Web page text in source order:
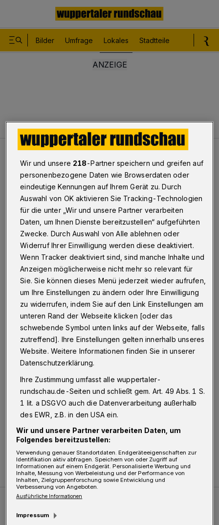
Bilder Umfrage Lokales Stadtteile
Schwimmsportleistungszentrum
Öffnungszeiten weichen ab
Wuppertal·
Am kommenden Wochenende (21. und
22. Januar 2017) bleibt das
Schwimmsportleistungszentrum wegen des Bayer-
Cups für den Badebetrieb geschlossen.
16.01.2017 , 08:36 Uhr
An dem darauffolgenden Wochenende, 28. und
29. Januar, ist das
Schwimmsportleistungszentrum hingegen
wegen des 24-Stunden-Schwimmens von 13
Uhr bis 13 Uhr für seine Besucher geöffnet.
Meistgelesen
Wir und unsere 218-Partner speichern und greifen auf
personenbezogene Daten wie Browserdaten oder
eindeutige Kennungen auf Ihrem Gerät zu. Durch
Auswahl von OK aktivieren Sie Tracking-Technologien
für die unter „Wir und unsere Partner verarbeiten
Daten, um Ihnen Dienste bereitzustellen“ aufgeführten
Zwecke. Durch Auswahl von Alle ablehnen oder
Widerruf Ihrer Einwilligung werden diese deaktiviert.
Wenn Tracker deaktiviert sind, sind manche Inhalte und
Anzeigen möglicherweise nicht mehr so relevant für
Sie. Sie können dieses Menü jederzeit wieder aufrufen,
um Ihre Einstellungen zu ändern oder Ihre Einwilligung
zu widerrufen, indem Sie auf den Link Einstellungen am
unteren Rand der Webseite klicken [oder das
schwebende Symbol unten links auf der Webseite, falls
zutreffend]. Ihre Einstellungen gelten innerhalb unseres
Website. Weitere Informationen finden Sie in unserer
Datenschutzerklärung.
Ihre Zustimmung umfasst alle wuppertaler-
rundschau.de-Seiten und schließt gem. Art. 49 Abs. 1 S.
1 lit. a DSGVO auch die Datenverarbeitung außerhalb
des EWR, z.B. in den USA ein.
Wir und unsere Partner verarbeiten Daten, um
Folgendes bereitzustellen:
Verwendung genauer Standortdaten. Endgeräteeigenschaften zur
Identifikation aktiv abfragen. Speichern von oder Zugriff auf
Informationen auf einem Endgerät. Personalisierte Werbung und
Inhalte, Messung von Werbeleistung und der Performance von
Inhalten, Zielgruppenforschung sowie Entwicklung und
Verbesserung von Angeboten.
Ausführliche Informationen
Impressum